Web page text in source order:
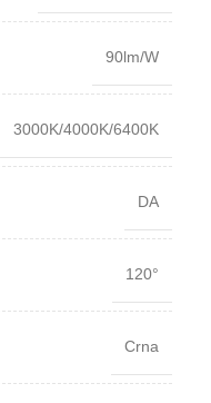
90lm/W
3000K/4000K/6400K
DA
120°
Crna